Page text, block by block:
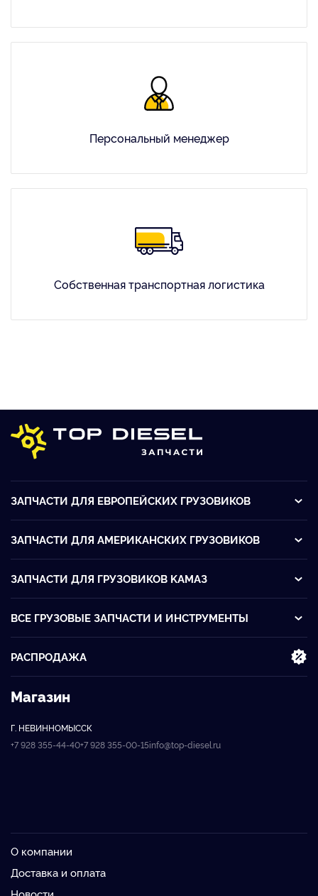
Персональный менеджер
Собственная транспортная логистика
ЗАПЧАСТИ ДЛЯ ЕВРОПЕЙСКИХ ГРУЗОВИКОВ
ЗАПЧАСТИ ДЛЯ АМЕРИКАНСКИХ ГРУЗОВИКОВ
ЗАПЧАСТИ ДЛЯ ГРУЗОВИКОВ KАМАЗ
ВСЕ ГРУЗОВЫЕ ЗАПЧАСТИ И ИНСТРУМЕНТЫ
РАСПРОДАЖА
Магазин
Г. НЕВИННОМЫССК
+7 928 355-44-40+7 928 355-00-15info@top-diesel.ru
О компании
Доставка и оплата